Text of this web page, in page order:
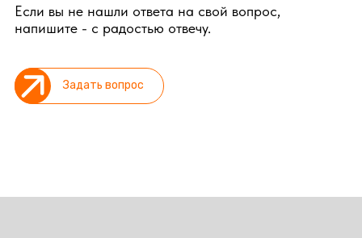
Задать вопрос
Если вы не нашли ответа на свой вопрос,
напишите - с радостью отвечу.